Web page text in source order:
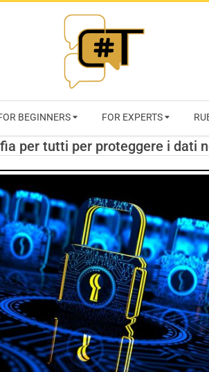
RIVISTA
TRENDS
BEGINNERS FOR EXPERTS
per tutti per proteggere i dati